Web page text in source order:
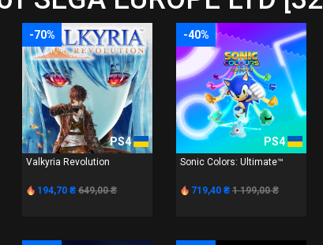
-70%
PS4
Valkyria Revolution
194,70 ₴ 649,00 ₴
-40%
PS4
Sonic Colors: Ultimate™
719,40 ₴ 1 199,00 ₴